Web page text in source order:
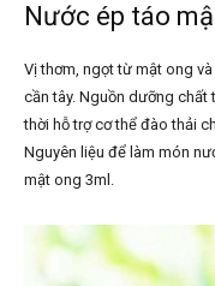
Nước ép táo
Vị thơm, ngọt từ mật ong
cần tây. Nguồn dưỡng chất
thời hỗ trợ cơ thể đào thải
Nguyên liệu để làm món
mật ong 3ml.